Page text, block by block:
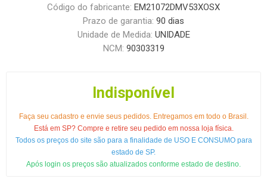
Código do fabricante: EM21072DMV53XOSX
Prazo de garantia: 90 dias
Unidade de Medida: UNIDADE
NCM: 90303319
Indisponível
Faça seu cadastro e envie seus pedidos. Entregamos em todo o Brasil.
Está em SP? Compre e retire seu pedido em nossa loja física.
Todos os preços do site são para a finalidade de USO E CONSUMO para
estado de SP.
Após login os preços são atualizados conforme estado de destino.